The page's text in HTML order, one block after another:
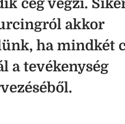
cég végzi.
akkor
ha mindkét
a tevékenység